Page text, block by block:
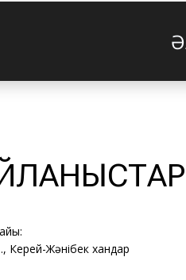
Керей-Жәнібек хандар